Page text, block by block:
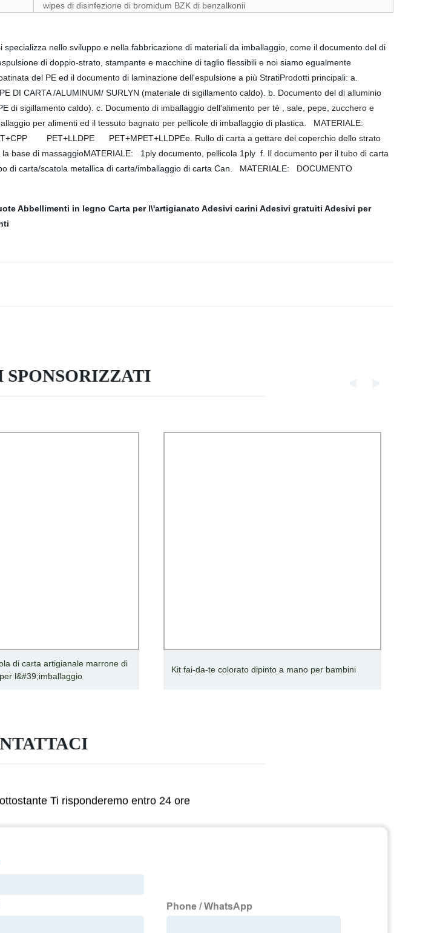
wipes di disinfezione di bromidum BZK di benzalkonii
nello sviluppo e nella fabbricazione di materiali da imballaggio, come il documento del di
di doppio-strato, stampante e macchine di taglio flessibili e noi siamo egualmente
del PE ed il documento di laminazione dell'espulsione a più StratiProdotti principali: a.
CARTA /ALUMINUM/ SURLYN (materiale di sigillamento caldo). b. Documento del di alluminio
di sigillamento caldo). c. Documento di imballaggio dell'alimento per tè , sale, pepe, zucchero e
per alimenti ed il tessuto bagnato per pellicole di imballaggio di plastica. MATERIALE:
PET+LLDPE PET+MPET+LLDPEe. Rullo di carta a gettare del coperchio dello strato
base di massaggioMATERIALE: 1ply documento, pellicola 1ply f. Il documento per il tubo di carta
di carta/scatola metallica di carta/imballaggio di carta Can. MATERIALE: DOCUMENTO
Abbellimenti in legno Carta per l\'artigianato Adesivi carini Adesivi gratuiti Adesivi per
SPONSORIZZATI
di carta artigianale marrone di
l&#39;imballaggio
Kit fai-da-te colorato dipinto a mano per bambini
Ti risponderemo entro 24 ore